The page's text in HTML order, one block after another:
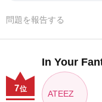
問題を報告する
In Your
ATEEZ
7位